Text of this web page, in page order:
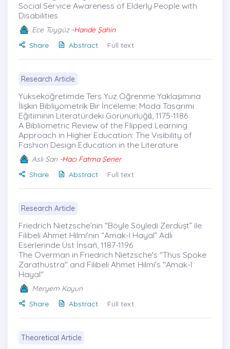
Social Service Awareness of Elderly People with
Disabilities
Ece Tüygüz-Hande Şahin
Share
Abstract Full text
Research Article
Yükseköğretimde Ters Yüz Öğrenme Yaklaşımına
İlişkin Bibliyometrik Bir İnceleme: Moda Tasarımı
Eğitiminin Literatürdeki Görünürlüğü̇, 1175-1186
A Bibliometric Review of the Flipped Learning
Approach in Higher Education: The Visibility of
Fashion Design Education in the Literature
Aslı Sarı-Hacı Fatma Şener
Share
Abstract Full text
Research Article
Friedrich Nietzsche’nin “Böyle Söyledi Zerdüşt” ile
Filibeli Ahmet Hilmi’nin “Amak-I Hayal” Adlı
Eserlerinde Üst İnsaṅ, 1187-1196
The Overman in Friedrich Nietzsche's "Thus Spoke
Zarathustra" and Filibeli Ahmet Hilmi's "Amak-I
Hayal"
Meryem Koyun
Share
Abstract Full text
Theoretical Article